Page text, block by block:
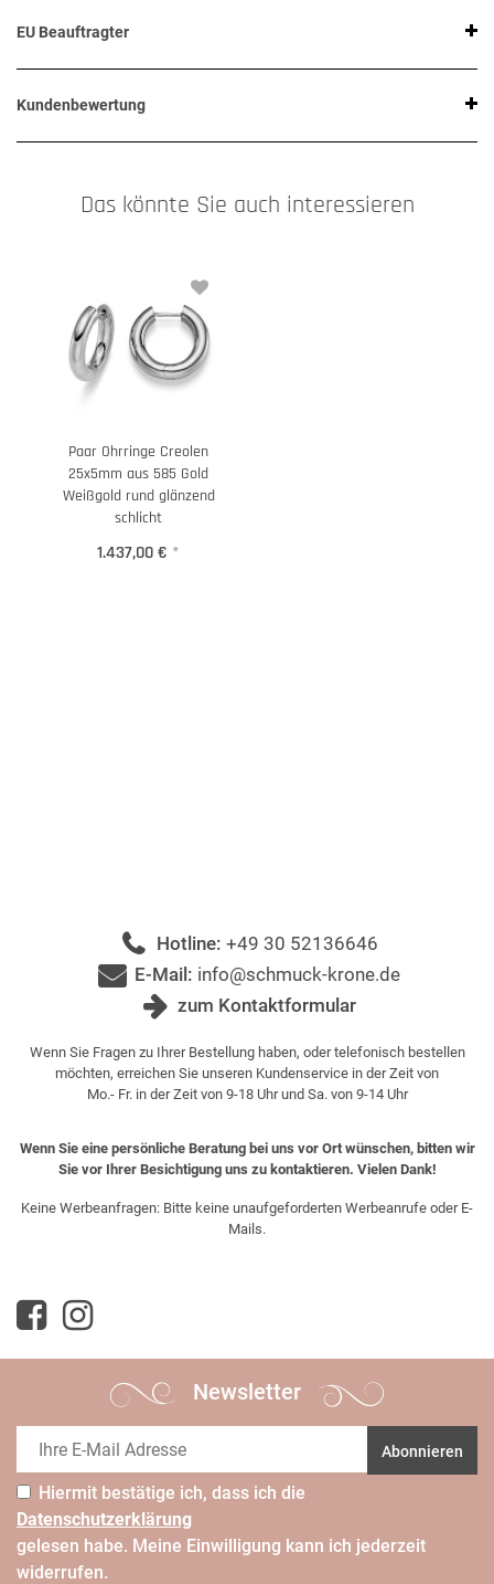
EU Beauftragter
Kundenbewertung
Das könnte Sie auch interessieren
Paar Ohrringe Creolen
25x5mm aus 585 Gold
Weißgold rund glänzend
schlicht
1.437,00 € *
Hotline: +49 30 52136646
E-Mail: info@schmuck-krone.de
zum Kontaktformular
Wenn Sie Fragen zu Ihrer Bestellung haben, oder telefonisch bestellen
möchten, erreichen Sie unseren Kundenservice in der Zeit von
Mo.- Fr. in der Zeit von 9-18 Uhr und Sa. von 9-14 Uhr
Wenn Sie eine persönliche Beratung bei uns vor Ort wünschen, bitten wir
Sie vor Ihrer Besichtigung uns zu kontaktieren. Vielen Dank!
Keine Werbeanfragen: Bitte keine unaufgeforderten Werbeanrufe oder E-
Mails.
Newsletter
Abonnieren
Hiermit bestätige ich, dass ich die
Daten­schutz­erklärung
gelesen habe. Meine Einwilligung kann ich jederzeit
widerrufen.